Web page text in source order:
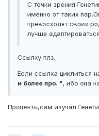
С точки зрения
именно от таких
превосходят своих
лучше
Ссылку плз.
Если ссылка циклиться
и более про. ", ибо она
Проценты,сам изучал